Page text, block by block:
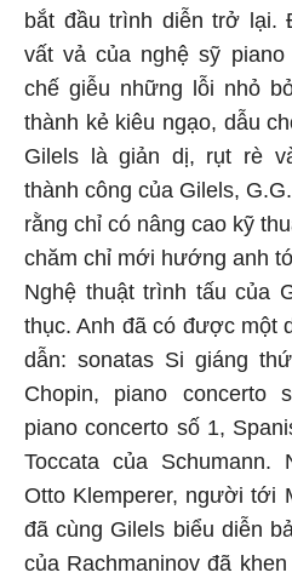
bắt đầu trình diễn trở lại.
vất vả của nghệ sỹ piano
chế giễu những lỗi nhỏ
thành kẻ kiêu ngạo, dẫu
Gilels là giản dị, rụt rè
thành công của Gilels,
rằng chỉ có nâng cao kỹ
chăm chỉ mới hướng anh
Nghệ thuật trình tấu của
thục. Anh đã có được một
dẫn: sonatas Si giáng
Chopin, piano concerto
piano concerto số 1,
Toccata của
Otto Klemperer, người tới
đã cùng Gilels biểu diễn
của Rachmaninov đã